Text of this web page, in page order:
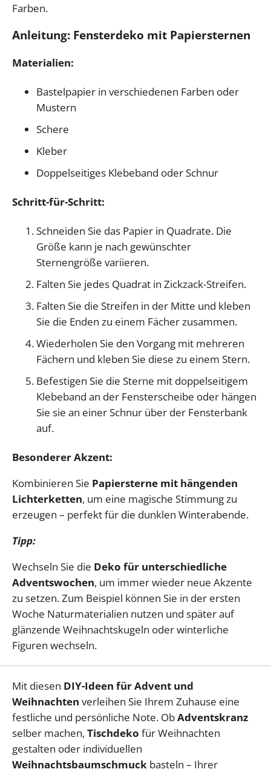
Farben.
Anleitung: Fensterdeko mit Papiersternen
Materialien:
Bastelpapier in verschiedenen Farben oder
Mustern
Schere
Kleber
Doppelseitiges Klebeband oder Schnur
Schritt-für-Schritt:
Schneiden Sie das Papier in Quadrate. Die
Größe kann je nach gewünschter
Sternengröße variieren.
Falten Sie jedes Quadrat in Zickzack-Streifen.
Falten Sie die Streifen in der Mitte und kleben
Sie die Enden zu einem Fächer zusammen.
Wiederholen Sie den Vorgang mit mehreren
Fächern und kleben Sie diese zu einem Stern.
Befestigen Sie die Sterne mit doppelseitigem
Klebeband an der Fensterscheibe oder hängen
Sie sie an einer Schnur über der Fensterbank
auf.
Besonderer Akzent:
Kombinieren Sie Papiersterne mit hängenden
Lichterketten, um eine magische Stimmung zu
erzeugen – perfekt für die dunklen Winterabende.
Tipp:
Wechseln Sie die Deko für unterschiedliche
Adventswochen, um immer wieder neue Akzente
zu setzen. Zum Beispiel können Sie in der ersten
Woche Naturmaterialien nutzen und später auf
glänzende Weihnachtskugeln oder winterliche
Figuren wechseln.
Mit diesen DIY-Ideen für Advent und
Weihnachten verleihen Sie Ihrem Zuhause eine
festliche und persönliche Note. ObAdventskranz
selber machen, Tischdeko für Weihnachten
gestalten oder individuellen
Weihnachtsbaumschmuck basteln – Ihrer